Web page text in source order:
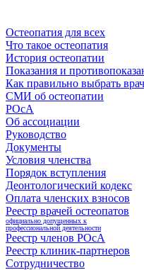
Остеопатия для всех
Что такое остеопатия
История остеопатии
Показания и
Как правильно выбрать
СМИ об остеопатии
РОсА
Об ассоциации
Руководство
Документы
Условия членства
Порядок вступления
Деонтологический кодекс
Оплата членских взносов
Реестр врачей остеопатов
официально допущенных к
профессиональной деятельности
Реестр членов РОсА
Реестр клиник-партнеров
Сотрудничество